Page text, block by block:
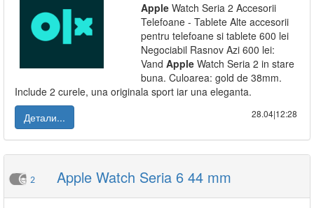
Apple Watch Seria 2 Accesorii
Telefoane - Tablete Alte accesorii
pentru telefoane si tablete 600 lei
Negociabil Rasnov Azi 600 lei:
Vand Apple Watch Seria 2 in stare
buna. Culoarea: gold de 38mm.
Include 2 curele, una originala sport iar una eleganta.
Детали...
28.04|12:28
2 Apple Watch Seria 6 44 mm